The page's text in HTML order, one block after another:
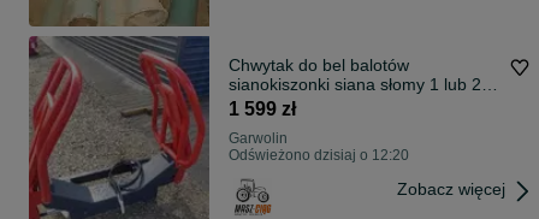
Chwytak do bel balotów
sianokiszonki siana słomy 1 lub 2
siłowniki
1 599 zł
Garwolin
Odświeżono dzisiaj o 12:20
Zobacz więcej